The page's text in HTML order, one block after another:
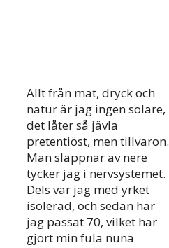
Allt från mat, dryck och
natur är jag ingen solare,
det låter så jävla
pretentiöst, men tillvaron.
Man slappnar av nere
tycker jag i nervsystemet.
Dels var jag med yrket
isolerad, och sedan har
jag passat 70, vilket har
gjort min fula nuna